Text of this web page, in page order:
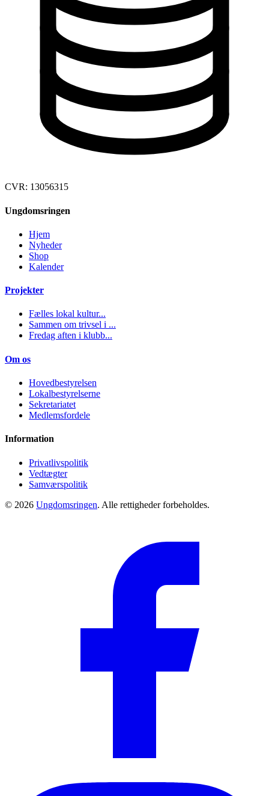
CVR: 13056315
Ungdomsringen
Hjem
Nyheder
Shop
Kalender
Projekter
Fælles lokal kultur...
Sammen om trivsel i ...
Fredag aften i klubb...
Om os
Hovedbestyrelsen
Lokalbestyrelserne
Sekretariatet
Medlemsfordele
Information
Privatlivspolitik
Vedtægter
Samværspolitik
© 2026 Ungdomsringen. Alle rettigheder forbeholdes.